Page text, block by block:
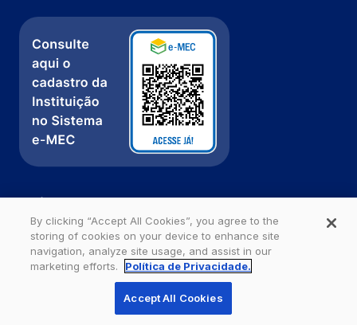
Política de Privacidade
Fale com a gente
Ouvidoria
Estácio - Todos os direitos reservados
By clicking “Accept All Cookies”, you agree to the
storing of cookies on your device to enhance site
navigation, analyze site usage, and assist in our
marketing efforts.
Política de Privacidade.
Accept All Cookies